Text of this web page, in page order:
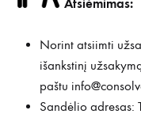
Atsiėmimas:
Norint atsiimti
išankstinį
paštu
Sandėlio adresas: